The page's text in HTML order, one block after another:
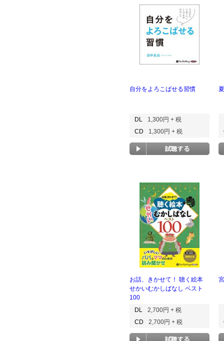
自分をよろこばせる習慣
DL
1,300円 + 税
CD
1,300円 + 税
お話、きかせて！ 聴く絵本
せかいむかしばなし ベスト
100
DL
2,700円 + 税
CD
2,700円 + 税